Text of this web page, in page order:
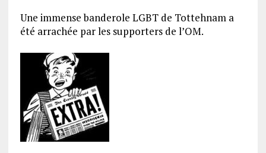
Une immense banderole LGBT de Tottehnam a
été arrachée par les supporters de l’OM.